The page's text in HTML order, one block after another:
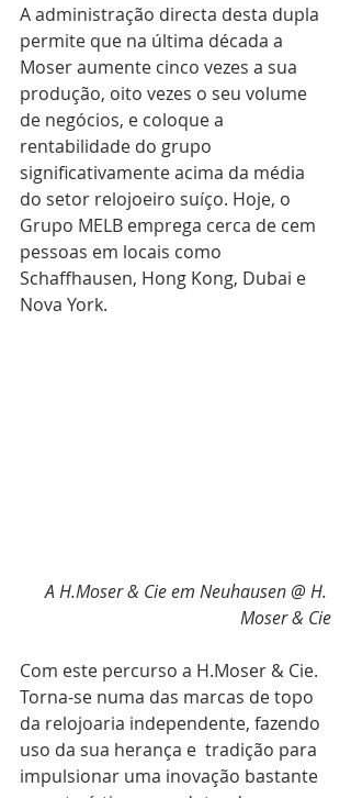
A administração directa desta dupla
permite que na última década a
Moser aumente cinco vezes a sua
produção, oito vezes o seu volume
de negócios, e coloque a
rentabilidade do grupo
significativamente acima da média
do setor relojoeiro suíço. Hoje, o
Grupo MELB emprega cerca de cem
pessoas em locais como
Schaffhausen, Hong Kong, Dubai e
Nova York.
A H.Moser & Cie em Neuhausen @ H.
Moser & Cie
Com este percurso a H.Moser & Cie.
Torna-se numa das marcas de topo
da relojoaria independente, fazendo
uso da sua herança e  tradição para
impulsionar uma inovação bastante